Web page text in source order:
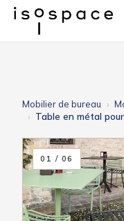
Mobilier de bureau
Table en métal
01 / 06